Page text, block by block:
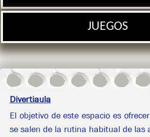
JUEGOS
Divertiaula
El objetivo de este espacio es
se salen de la rutina habitual de las